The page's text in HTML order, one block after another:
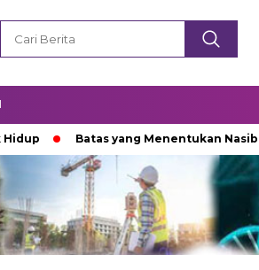
Batas yang Menentukan Nasib Bintang